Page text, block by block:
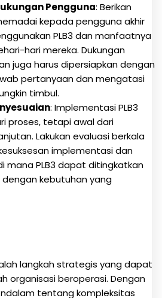
Pengguna: Berikan
kepada pengguna akhir
PLB3 dan manfaatnya
hari mereka. Dukungan
juga harus dipersiapkan dengan
pertanyaan dan mengatasi
timbul.
: Implementasi PLB3
proses, tetapi awal dari
Lakukan evaluasi berkala
implementasi dan
mana PLB3 dapat ditingkatkan
kebutuhan yang
langkah strategis yang dapat
organisasi beroperasi. Dengan
tentang kompleksitas